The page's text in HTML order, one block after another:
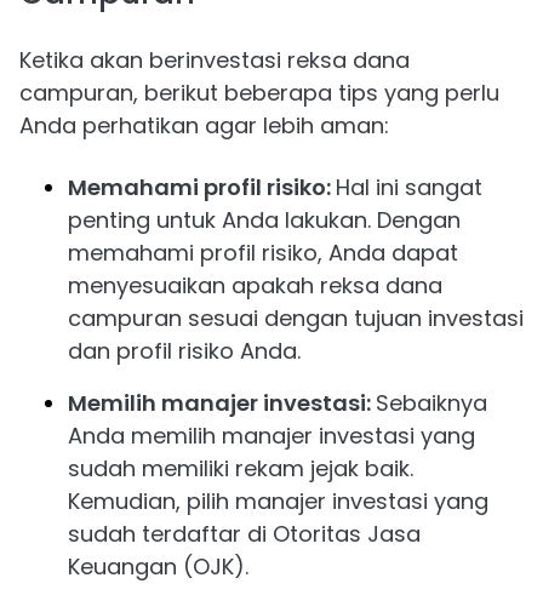
Ketika akan berinvestasi reksa dana
campuran, berikut beberapa tips yang perlu
Anda perhatikan agar lebih aman:
Memahami profil risiko: Hal ini sangat
penting untuk Anda lakukan. Dengan
memahami profil risiko, Anda dapat
menyesuaikan apakah reksa dana
campuran sesuai dengan tujuan investasi
dan profil risiko Anda.
Memilih manajer investasi: Sebaiknya
Anda memilih manajer investasi yang
sudah memiliki rekam jejak baik.
Kemudian, pilih manajer investasi yang
sudah terdaftar di Otoritas Jasa
Keuangan (OJK).